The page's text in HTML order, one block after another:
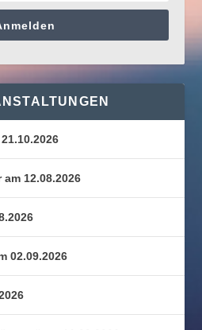
12.08.2026
02.09.2026